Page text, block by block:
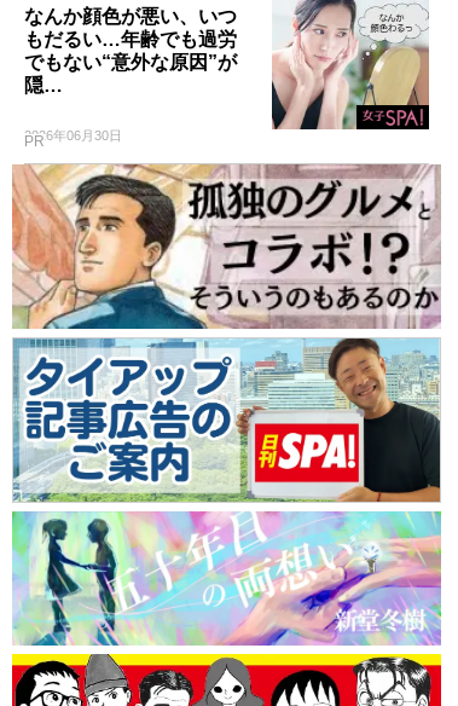
なんか顔色が悪い、いつ
もだるい…年齢でも過労
でもない“意外な原因”が
隠…
2026年06月30日
PR